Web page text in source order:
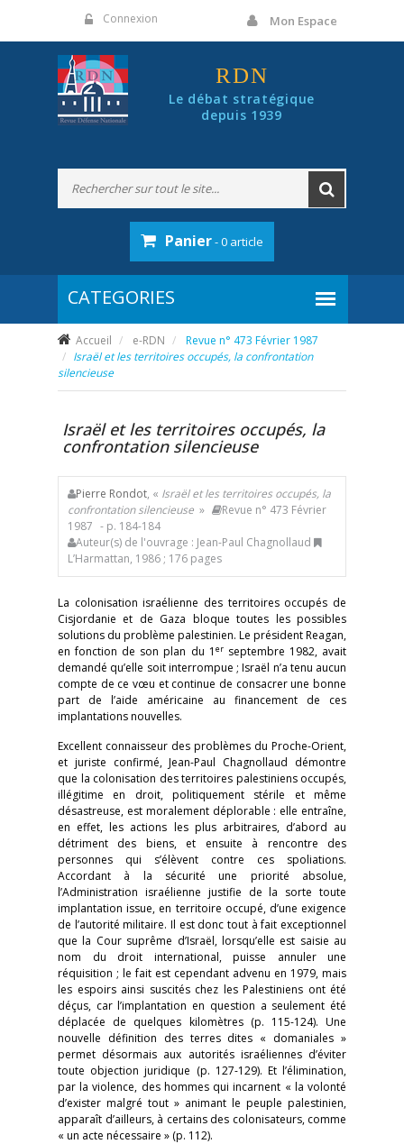
Connexion Mon Espace
RDN
Le débat stratégique
depuis 1939
Panier- 0 article
Accueil e-RDN
Revue n° 473 Février 1987
Israël et les territoires occupés, la confrontation
silencieuse
Israël et les territoires occupés, la
confrontation silencieuse
Pierre Rondot, « Israël et les territoires occupés, la
confrontation silencieuse »
Revue n° 473 Février
1987 - p. 184-184
Auteur(s) de l'ouvrage : Jean-Paul Chagnollaud
L’Harmattan, 1986 ; 176 pages
La colonisation israélienne des territoires occupés de
Cisjordanie et de Gaza bloque toutes les possibles
solutions du problème palestinien. Le président Reagan,
en fonction de son plan du 1 erseptembre 1982, avait
demandé qu’elle soit interrompue ; Israël n’a tenu aucun
compte de ce vœu et continue de consacrer une bonne
part de l’aide américaine au financement de ces
implantations nouvelles.
Excellent connaisseur des problèmes du Proche-Orient,
et juriste confirmé, Jean-Paul Chagnollaud démontre
que la colonisation des territoires palestiniens occupés,
illégitime en droit, politiquement stérile et même
désastreuse, est moralement déplorable : elle entraîne,
en effet, les actions les plus arbitraires, d’abord au
détriment des biens, et ensuite à rencontre des
personnes qui s’élèvent contre ces spoliations.
Accordant à la sécurité une priorité absolue,
l’Administration israélienne justifie de la sorte toute
implantation issue, en territoire occupé, d’une exigence
de l’autorité militaire. Il est donc tout à fait exceptionnel
que la Cour suprême d’Israël, lorsqu’elle est saisie au
nom du droit international, puisse annuler une
réquisition ; le fait est cependant advenu en 1979, mais
les espoirs ainsi suscités chez les Palestiniens ont été
déçus, car l’implantation en question a seulement été
déplacée de quelques kilomètres (p. 115-124). Une
nouvelle définition des terres dites « domaniales »
permet désormais aux autorités israéliennes d’éviter
toute objection juridique (p. 127-129). Et l’élimination,
par la violence, des hommes qui incarnent « la volonté
d’exister malgré tout » animant le peuple palestinien,
apparaît d’ailleurs, à certains des colonisateurs, comme
« un acte nécessaire » (p. 112).